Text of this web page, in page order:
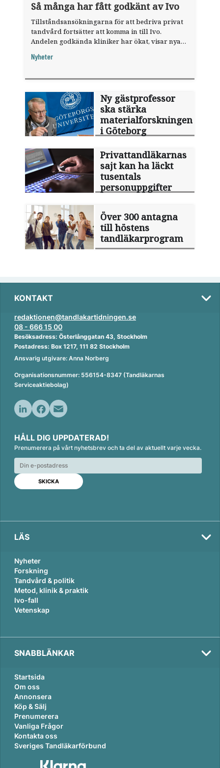
Så många har fått godkänt av Ivo
Tillståndsansökningarna för att bedriva privat
tandvård fortsätter att komma in till Ivo.
Andelen godkända kliniker har ökat, visar nya
Nyheter
Ny gästprofessor
ska stärka
materialforskningen
i Göteborg
Privattandläkarnas
sajt kan ha läckt
tusentals
personuppgifter
Över 300 antagna
till höstens
tandläkarprogram
KONTAKT
redaktionen@tandlakartidningen.se
08 - 666 15 00
Besöksadress: Österlånggatan 43, Stockholm
Postadress: Box 1217, 111 82 Stockholm
Ansvarig utgivare: Anna Norberg
Organisationsnummer: 556154-8347 (Tandläkarnas
Serviceaktiebolag)
n
k
e
d
n
c
e
b
o
o
k
a
i
l
HÅLL DIG UPPDATERAD!
Prenumerera på vårt nyhetsbrev och ta del av aktuellt varje vecka.
LÄS
Nyheter
Forskning
Tandvård & politik
Metod, klinik & praktik
Ivo-fall
Vetenskap
SNABBLÄNKAR
Startsida
Om oss
Annonsera
Köp & Sälj
Prenumerera
Vanliga Frågor
Kontakta oss
Sveriges Tandläkarförbund